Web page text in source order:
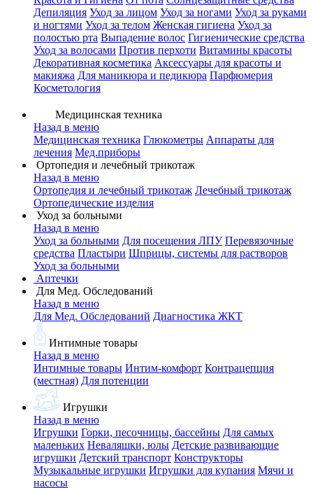
Депиляция Уход за лицом Уход за ногами Уход за руками
и ногтями Уход за телом Женская гигиена Уход за
полостью рта Выпадение волос Гигиенические средства
Уход за волосами Против перхоти Витамины красоты
Декоративная косметика Аксессуары для красоты и
макияжа Для маникюра и педикюра Парфюмерия
Косметология
Медицинская техника
Назад в меню
Медицинская техника Глюкометры Аппараты для
лечения Мед.приборы
Ортопедия и лечебный трикотаж
Назад в меню
Ортопедия и лечебный трикотаж Лечебный трикотаж
Ортопедические изделия
Уход за больными
Назад в меню
Уход за больными Для посещения ЛПУ Перевязочные
средства Пластыри Шприцы, системы для растворов
Уход за больными
Аптечки
Для Мед. Обследований
Назад в меню
Для Мед. Обследований Диагностика ЖКТ
Интимные товары
Назад в меню
Интимные товары Интим-комфорт Контрацепция
(местная) Для потенции
Игрушки
Назад в меню
Игрушки Горки, песочницы, бассейны Для самых
маленьких Неваляшки, юлы Детские развивающие
игрушки Детский транспорт Конструкторы
Музыкальные игрушки Игрушки для купания Мячи и
насосы